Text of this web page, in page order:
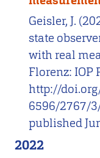
Geisler, J.
state
with real
Florenz: IOP
http://
6596/2767/
published
2022